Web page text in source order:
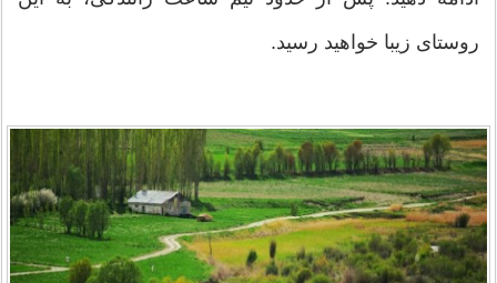
روستای زیبا خواهید رسید.